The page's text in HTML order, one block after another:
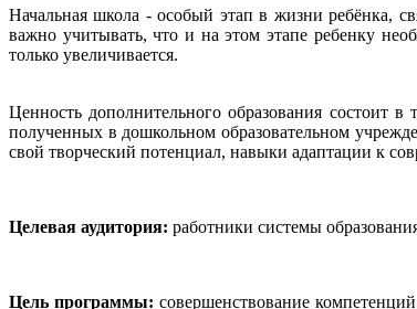
Начальная школа - особый этап в жизни ребёнка,
важно учитывать, что и на этом этапе ребенку
только увеличивается.
Ценность дополнительного образования состоит
полученных в дошкольном образовательном
свой творческий потенциал, навыки адаптации к
Целевая аудитория: работники системы
Цель программы: совершенствование